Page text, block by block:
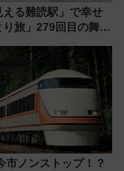
る難読駅」で幸せ
旅」279回目の舞台
ノンストップ！？